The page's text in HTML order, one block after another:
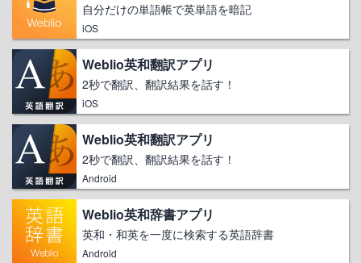
自分だけの単語帳で英単語を暗記
iOS
Weblio英和翻訳アプリ
2秒で翻訳、翻訳結果を話す！
iOS
Weblio英和翻訳アプリ
2秒で翻訳、翻訳結果を話す！
Android
Weblio英和辞書アプリ
英和・和英を一度に検索する英語辞書
Android